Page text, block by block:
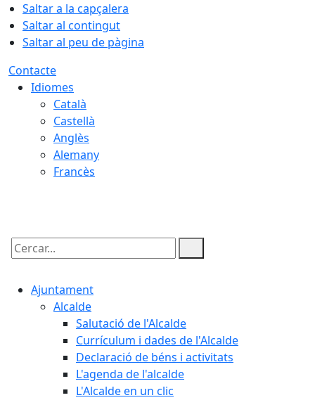
Saltar a la capçalera
Saltar al contingut
Saltar al peu de pàgina
Contacte
Idiomes
Català
Castellà
Anglès
Alemany
Francès
Cercar:
Ajuntament
Alcalde
Salutació de l'Alcalde
Currículum i dades de l'Alcalde
Declaració de béns i activitats
L'agenda de l'alcalde
L'Alcalde en un clic